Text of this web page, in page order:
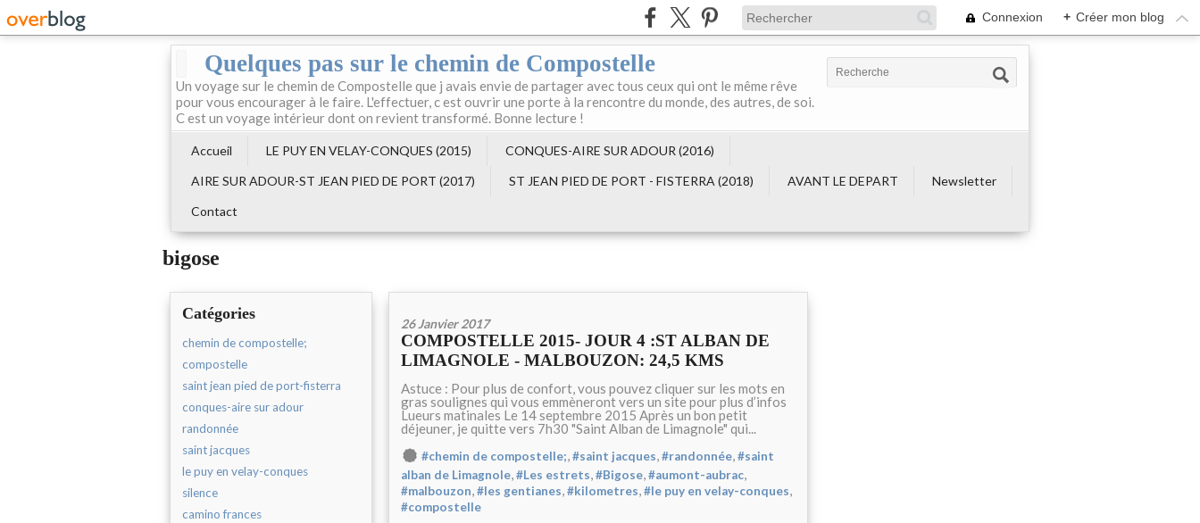
Connexion + Créer mon blog
Quelques pas sur le chemin de Compostelle
Un voyage sur le chemin de Compostelle que j avais envie de partager avec tous ceux qui ont le même rêve
pour vous encourager à le faire. L'effectuer, c est ouvrir une porte à la rencontre du monde, des autres, de soi.
C est un voyage intérieur dont on revient transformé. Bonne lecture !
Accueil LE PUY EN VELAY-CONQUES (2015)
CONQUES-AIRE SUR ADOUR (2016)
AIRE SUR ADOUR-ST JEAN PIED DE PORT (2017)
ST JEAN PIED DE PORT - FISTERRA (2018) AVANT LE DEPART
Newsletter
Contact
bigose
Catégories
chemin de compostelle;
compostelle
saint jean pied de port-fisterra
conques-aire sur adour
randonnée
saint jacques
le puy en velay-conques
silence
camino frances
26 Janvier 2017
COMPOSTELLE 2015- JOUR 4 :ST ALBAN DE
LIMAGNOLE - MALBOUZON: 24,5 KMS
Astuce : Pour plus de confort, vous pouvez cliquer sur les mots en
gras soulignes qui vous emmèneront vers un site pour plus d’infos
Lueurs matinales Le 14 septembre 2015 Après un bon petit
déjeuner, je quitte vers 7h30 "Saint Alban de Limagnole" qui...
#chemin de compostelle;,#saint jacques,#randonnée,#saint
alban de Limagnole,#Les estrets,#Bigose,#aumont-aubrac,
#malbouzon,#les gentianes,#kilometres,#le puy en velay-conques,
#compostelle